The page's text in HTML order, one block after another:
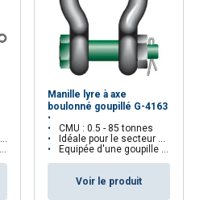
Manille lyre à axe
boulonné goupillé G-4163
CMU : 0.5 - 85 tonnes
Idéale pour le secteur de l'Offshore
Equipée d'une goupille et d'un écrou de sûreté
Voir le produit